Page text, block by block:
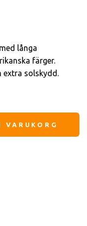
långa
färger.
extra solskydd.